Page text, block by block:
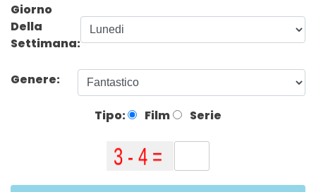
Giorno
Della
Settimana:
Genere:
Tipo: Film Serie